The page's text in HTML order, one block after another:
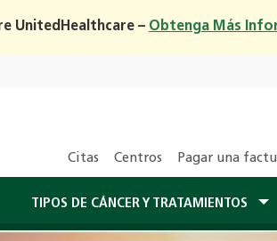
UnitedHealthcare – Obtenga Más
Citas Centros Pagar una
TIPOS DE CÁNCER Y TRATAMIENTOS